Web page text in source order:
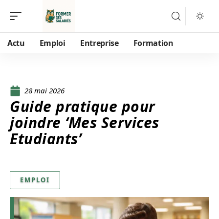
Actu Emploi Entreprise Formation
28 mai 2026
Guide pratique pour
joindre ‘Mes Services
Etudiants’
EMPLOI